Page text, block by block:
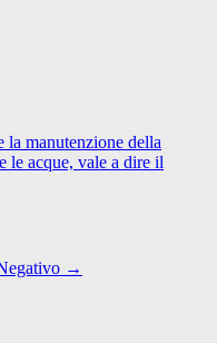
la manutenzione della
le acque, vale a dire il
→